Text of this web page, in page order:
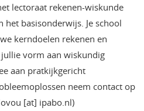
lectoraat rekenen-wiskunde
het basisonderwijs. Je school
kerndoelen rekenen en
vorm aan wiskundig
aan pratkijkgericht
neem contact op
[at] ipabo.nl)